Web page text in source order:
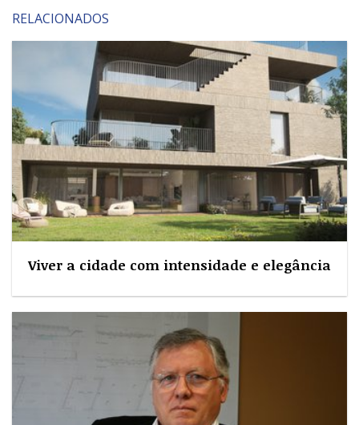
RELACIONADOS
Viver a cidade com intensidade e elegância